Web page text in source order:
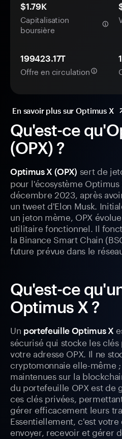
Qu'est-ce
(OPX) ?
Optimus X (OPX) sert de
pour l'écosystème Optimus
décembre 2023, après
un tweet d'Elon Musk.
un jeton mème, OPX
utilitaire fonctionnel. Il
la Binance Smart Chain
future prévue dans le
Qu'est-ce
Optimus X ?
Un portefeuille Optimus X
sécurisé qui stocke les clés
votre adresse OPX. Il ne
cryptomonnaie elle-même
maintenues sur la
du portefeuille OPX est de
ces clés privées,
gérer efficacement leurs
Essentiellement, c'est
envoyer, recevoir et gérer
$1.79K
Capitalisation
boursière
199423.17T
Offre en circulation
En savoir plus sur Optimus X